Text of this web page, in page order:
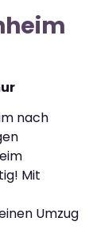
nach
Mit
Umzug